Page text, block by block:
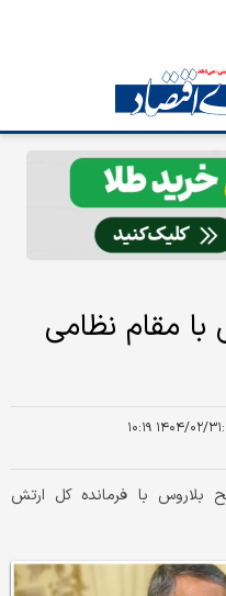
با مقام نظامی
۱۴۰۴/۰۲/۳۱ ۱۰:۱۹
بلاروس با فرمانده کل ارتش